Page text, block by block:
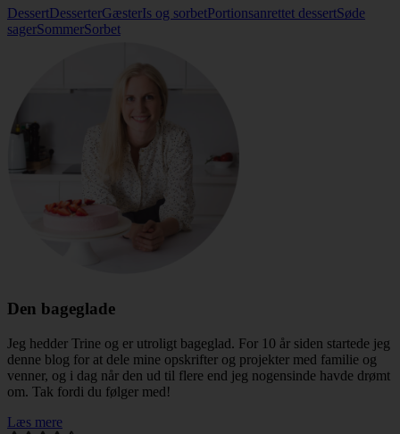
DessertDesserterGæsterIs og sorbetPortionsanrettet dessertSøde
sagerSommerSorbet
Den bageglade
Jeg hedder Trine og er utroligt bageglad. For 10 år siden startede jeg
denne blog for at dele mine opskrifter og projekter med familie og
venner, og i dag når den ud til flere end jeg nogensinde havde drømt
om. Tak fordi du følger med!
Læs mere